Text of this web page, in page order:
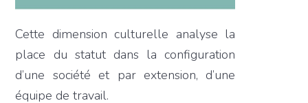
Cette dimension culturelle analyse la
place du statut dans la configuration
d’une société et par extension, d’une
équipe de travail.